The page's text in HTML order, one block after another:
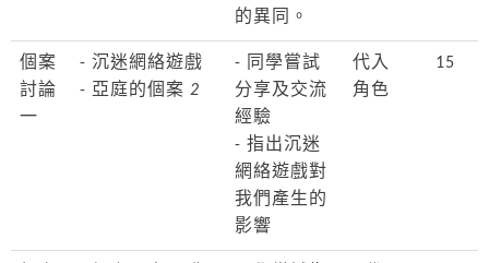
的異同。
個案
討論
一
- 沉迷網絡遊戲
- 亞庭的個案 2
- 同學嘗試
分享及交流
經驗
- 指出沉迷
網絡遊戲對
我們產生的
影響
代入
角色
15